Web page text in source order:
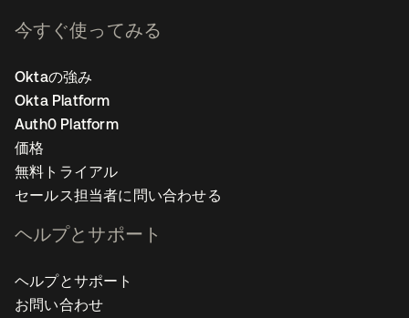
今すぐ使ってみる
Oktaの強み
Okta Platform
Auth0 Platform
価格
無料トライアル
セールス担当者に問い合わせる
ヘルプとサポート
ヘルプとサポート
お問い合わせ